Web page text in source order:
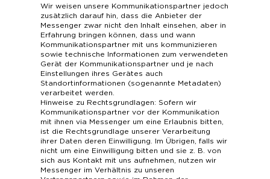
Wir weisen unsere Kommunikationspartner jedoch
zusätzlich darauf hin, dass die Anbieter der
Messenger zwar nicht den Inhalt einsehen, aber in
Erfahrung bringen können, dass und wann
Kommunikationspartner mit uns kommunizieren
sowie technische Informationen zum verwendeten
Gerät der Kommunikationspartner und je nach
Einstellungen ihres Gerätes auch
Standortinformationen (sogenannte Metadaten)
verarbeitet werden.
Hinweise zu Rechtsgrundlagen: Sofern wir
Kommunikationspartner vor der Kommunikation
mit ihnen via Messenger um eine Erlaubnis bitten,
ist die Rechtsgrundlage unserer Verarbeitung
ihrer Daten deren Einwilligung. Im Übrigen, falls wir
nicht um eine Einwilligung bitten und sie z. B. von
sich aus Kontakt mit uns aufnehmen, nutzen wir
Messenger im Verhältnis zu unseren